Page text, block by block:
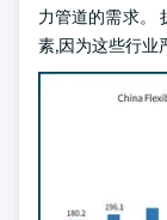
力管道的需求。
素,因为这些行业